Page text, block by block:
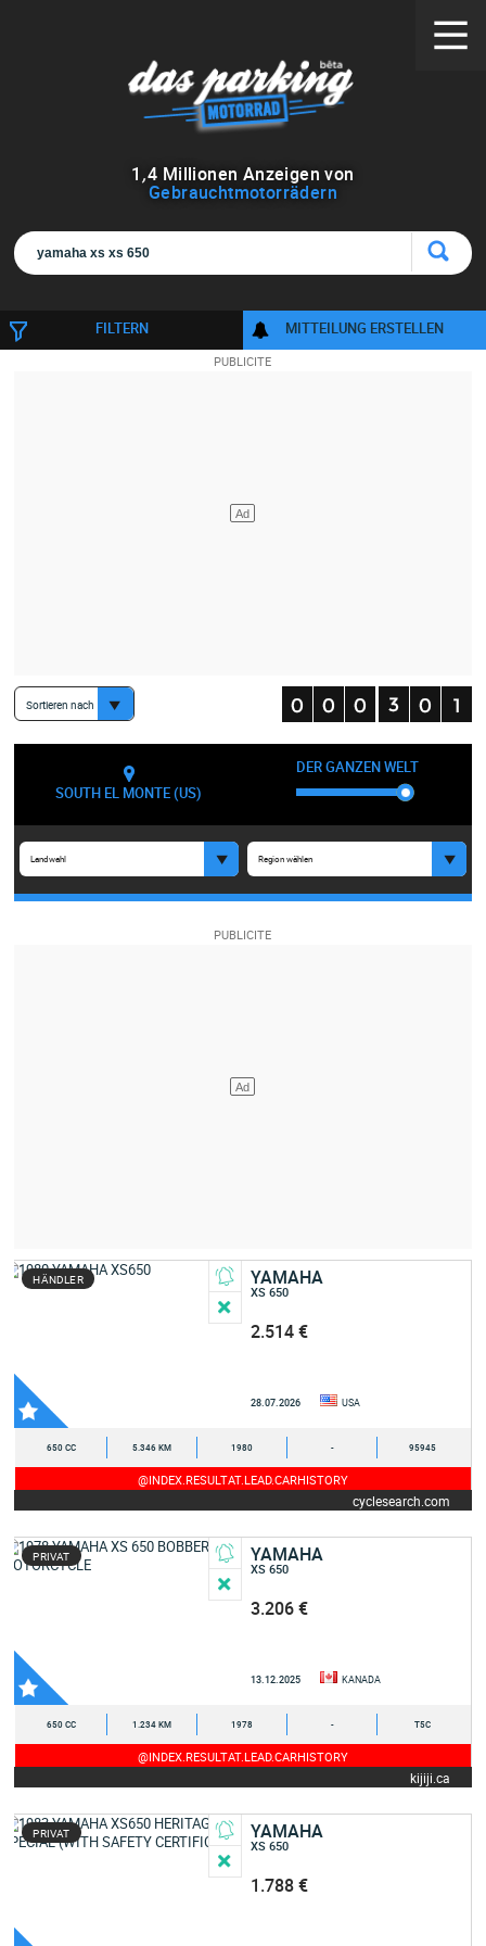
1 ,4 Millionen Anzeigen von
Gebrauchtmotorrädern
FILTERN MITTEILUNG ERSTELLEN
Sortieren nach
SOUTH EL MONTE (US)
DER GANZEN WELT
Landwahl Region wählen
HÄNDLER YAMAHA
XS 650
2.514 €
28.07.2026 USA
650 CC 5.346 KM 1980 - 95945
@INDEX.RESULTAT.LEAD.CARHISTORY
cyclesearch.com
PRIVAT YAMAHA
XS 650
3.206 €
13.12.2025 KANADA
650 CC 1.234 KM 1978 - T5C
@INDEX.RESULTAT.LEAD.CARHISTORY
kijiji.ca
PRIVAT YAMAHA
XS 650
1.788 €